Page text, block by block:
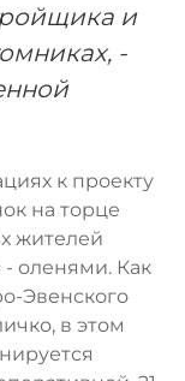
и
-
к проекту
на торце
жителей
оленями. Как
Эвенского
в этом